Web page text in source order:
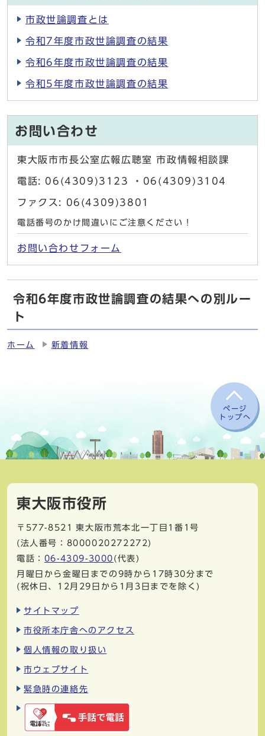
市政世論調査とは
令和7年度市政世論調査の結果
令和6年度市政世論調査の結果
令和5年度市政世論調査の結果
お問い合わせ
東大阪市市長公室広報広聴室 市政情報相談課
電話: 06(4309)3123 ・06(4309)3104
ファクス: 06(4309)3801
電話番号のかけ間違いにご注意ください！
お問い合わせフォーム
令和6年度市政世論調査の結果への別ルー
ト
ホーム 新着情報
ページ
トップへ
東大阪市役所
〒577-8521
東大阪市荒本北一丁目1番1号
(法人番号：8000020272272)
電話： 06-4309-3000 (代表)
月曜日から金曜日までの9時から17時30分まで
(祝休日、12月29日から1月3日までを除く)
サイトマップ
市役所本庁舎へのアクセス
個人情報の取り扱い
市ウェブサイト
緊急時の連絡先